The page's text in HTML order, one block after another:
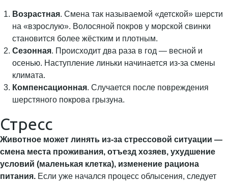
Возрастная. Смена так называемой «детской» шерсти
на «взрослую». Волосяной покров у морской свинки
становится более жёстким и плотным.
Сезонная. Происходит два раза в год — весной и
осенью. Наступление линьки начинается из-за смены
климата.
Компенсационная. Случается после повреждения
шерстяного покрова грызуна.
Стресс
Животное может линять из-за стрессовой ситуации —
смена места проживания, отъезд хозяев, ухудшение
условий (маленькая клетка), изменение рациона
питания. Если уже начался процесс облысения, следует